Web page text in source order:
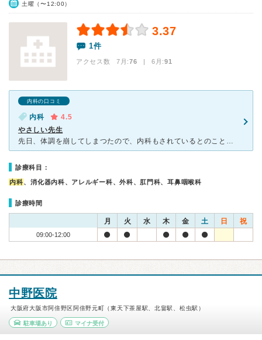
土曜（〜12:00）
3.37
1件
アクセス数 7月:76 | 6月:91
内科の口コミ
内科
4.5
やさしい先生
先日、体調を崩してしまつたので、内科もされているとのことで田中外科さんを受診しました。院長先生に見てもらいました。院長先生はやさしく、気さくに話をしてくれます。患者さんも多く、午前中に伺った時には数名
診療科目：
内科、消化器内科、アレルギー科、外科、肛門科、耳鼻咽喉科
診療時間
月 火 水 木 金 土 日 祝
09:00-12:00
中野医院
大阪府大阪市阿倍野区阿倍野元町（東天下茶屋駅、北畠駅、松虫駅）
駐車場あり マイナ受付